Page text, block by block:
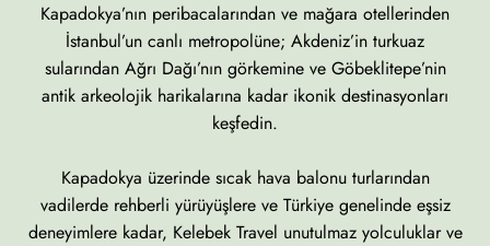
Kapadokya’nın peribacalarından ve mağara otellerinden
İstanbul’un canlı metropolüne; Akdeniz’in turkuaz
sularından Ağrı Dağı’nın görkemine ve Göbeklitepe’nin
antik arkeolojik harikalarına kadar ikonik destinasyonları
keşfedin.
Kapadokya üzerinde sıcak hava balonu turlarından
vadilerde rehberli yürüyüşlere ve Türkiye genelinde eşsiz
deneyimlere kadar, Kelebek Travel unutulmaz yolculuklar ve